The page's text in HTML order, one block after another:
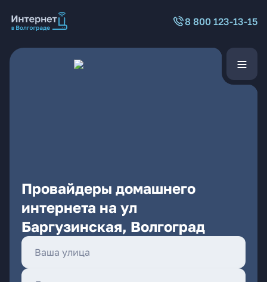
8 800 123-13-15
Провайдеры домашнего
интернета на ул
Баргузинская, Волгоград